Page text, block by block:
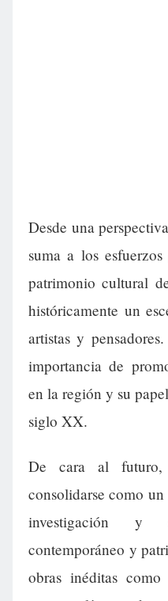
Desde una
suma a los
patrimonio cultural
históricamente un
artistas y
importancia de
en la región y su
siglo XX.
De cara al futuro,
consolidarse como
investigación y
contemporáneo y
obras inéditas